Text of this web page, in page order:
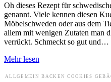
Oh dieses Rezept für
genannt. Viele kennen diesen
Möbelschweden oder aus dem
allem mit wenigen Zutaten man
verrückt. Schmeckt so gut und…
Mehr lesen
ALLGEMEIN BACKEN COOKIES